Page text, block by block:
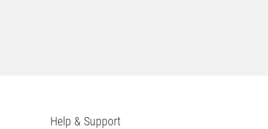
Help & Support